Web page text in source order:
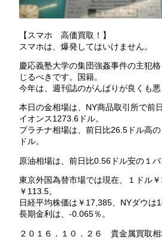
【スマホ 高価買取！】
スマホは、爆発してはいけません。
慶応義塾大学の集団強姦事件の主犯
じるべきです。国籍。
今年は、週刊誌のがんばりが良くも悪
本日の金相場は、NY商品取引所で前
イオンス1273.6ドル。
プラチナ相場は、前日比26.5ドル高
ドル。
原油相場は、前日比0.56ドル安の１バ
東京外国為替市場では現在、１ドル
￥113.5。
日経平均株価は￥17,385、NYダウは
長期金利は、-0.065％。
２０１６．１０．２６ 貴金属買取相